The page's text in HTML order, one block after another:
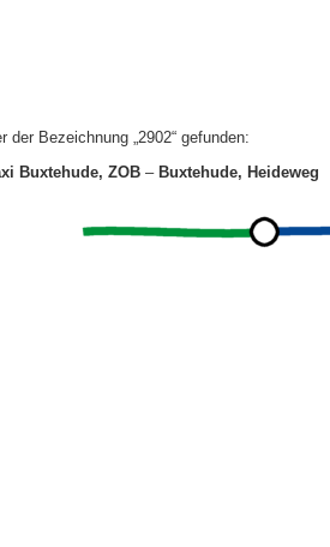
der Bezeichnung „2902“ gefunden:
Buxtehude, ZOB– Buxtehude, Heideweg